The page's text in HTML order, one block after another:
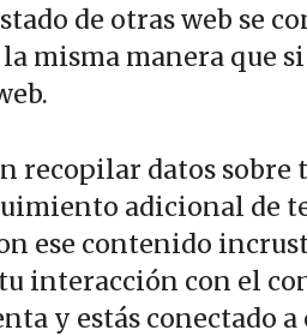
de otras web se
misma manera que
recopilar datos
adicional de
ese contenido
interacción con el
y estás conectado a